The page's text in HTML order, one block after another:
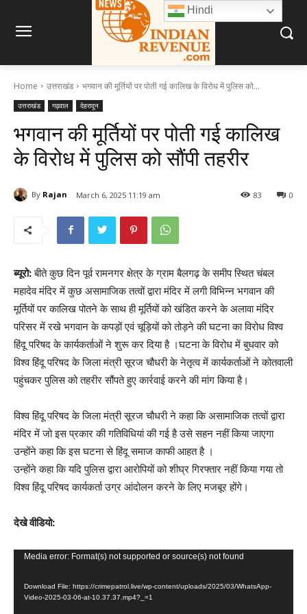
Home उत्तराखंड भगवान की मूर्तियों पर पोती गई कालिख के विरोध में पुलिस को...
उत्तराखंड गढ़वाल देहरादून
भगवान की मूर्तियों पर पोती गई कालिख
के विरोध में पुलिस को सौंपी तहरीर
By Rajan March 6, 2025 11:19 am 0
83
ब्यूरो:बीते कुछ दिन पूर्व रामनगर क्षेत्र के ग्राम बैलगढ़ के समीप स्थित चंबल
महादेव मंदिर में कुछ असामाजिक तत्वों द्वारा मंदिर में लगी विभिन्न भगवान की
मूर्तियों पर कालिख पोतने के साथ ही मूर्तियों को खंडित करने के अलावा मंदिर
परिसर में रखे भगवान के कपड़ों एवं चूड़ियों को तोड़ने की घटना का विरोध विश्व
हिंदू परिषद के कार्यकर्ताओं ने शुरू कर दिया है ।घटना के विरोध में बुधवार को
विश्व हिंदू परिषद के जिला मंत्री सूरज चौधरी के नेतृत्व में कार्यकर्ताओं ने कोतवाली
पहुंचकर पुलिस को तहरीर सौंपते हुए कार्रवाई करने की मांग किया है।
विश्व हिंदू परिषद के जिला मंत्री सूरज चौधरी ने कहा कि असामाजिक तत्वों द्वारा
मंदिर में जो इस प्रकार की गतिविधियां की गई है उसे सहन नहीं किया जाएगा
उन्होंने कहा कि इस घटना से हिंदू समाज काफी आहत है ।
उन्होंने कहा कि यदि पुलिस द्वारा आरोपियों को शीघ्र गिरफ्तार नहीं किया गया तो
विश्व हिंदू परिषद कार्यकर्ता उग्र आंदोलन करने के लिए मजबूर होंगे।
देखे वीडियो:
Media error: Format(s) not supported or source(s) not found
Download File: https://crimepatrol.live/wp-content/uploads/2025/03/WhatsApp-
Video-2025-03-06-at-10.37.37.mp4?_=1
Hindi